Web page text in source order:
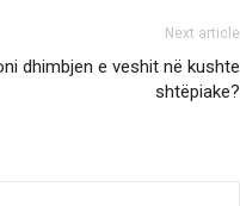
Next article
dhimbjen e veshit në kushte
shtëpiake?